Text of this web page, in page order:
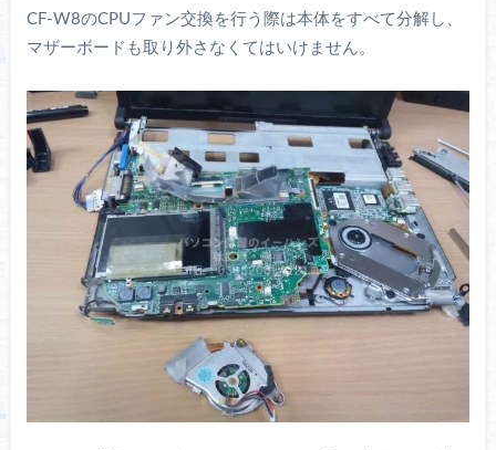
CF-W8のCPUファン交換を行う際は本体をすべて分解し、
マザーボードも取り外さなくてはいけません。